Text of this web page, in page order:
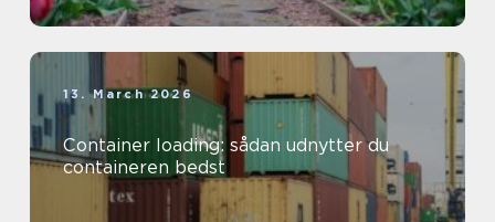
13. March 2026
Container loading: sådan udnytter du
containeren bedst